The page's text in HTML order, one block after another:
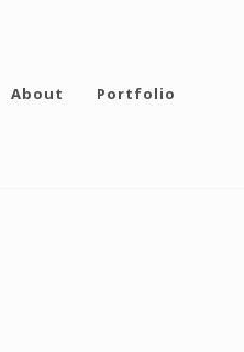
About Portfolio